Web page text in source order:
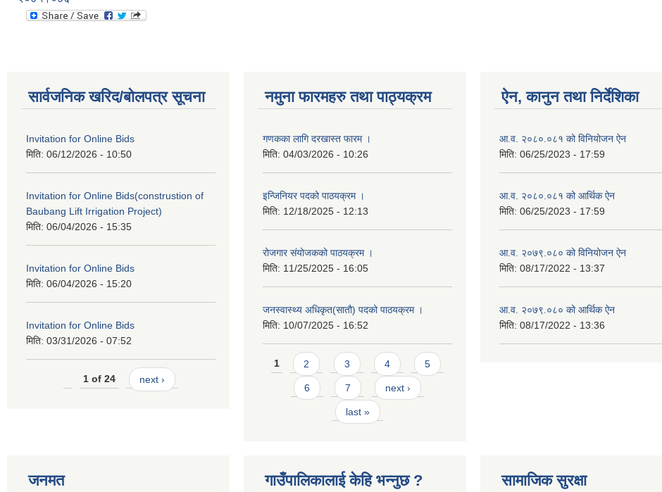
सार्वजनिक खरिद/बोलपत्र सूचना
Invitation for Online Bids
मिति: 06/12/2026 - 10:50
Invitation for Online Bids(construstion of
Baubang Lift Irrigation Project)
मिति: 06/04/2026 - 15:35
Invitation for Online Bids
मिति: 06/04/2026 - 15:20
Invitation for Online Bids
मिति: 03/31/2026 - 07:52
1 of 24 next ›
नमुना फारमहरु तथा पाठ्यक्रम
गणकका लागि दरखास्त फारम ।
मिति: 04/03/2026 - 10:26
इन्जिनियर पदको पाठयक्रम ।
मिति: 12/18/2025 - 12:13
रोजगार संयोजकको पाठयक्रम ।
मिति: 11/25/2025 - 16:05
जनस्वास्थ्य अधिकृत(सातौ) पदको पाठयक्रम ।
मिति: 10/07/2025 - 16:52
Pages
1 2 3 4 5
6 7 next ›
last »
ऐन, कानुन तथा निर्देशिका
आ.व. २०८०.०८१ को विनियोजन ऐन
मिति: 06/25/2023 - 17:59
आ.व. २०८०.०८१ को आर्थिक ऐन
मिति: 06/25/2023 - 17:59
आ.व. २०७९.०८० को विनियोजन ऐन
मिति: 08/17/2022 - 13:37
आ.व. २०७९.०८० को आर्थिक ऐन
मिति: 08/17/2022 - 13:36
जनमत गाउँपालिकालाई केहि भन्नुछ ? सामाजिक सुरक्षा